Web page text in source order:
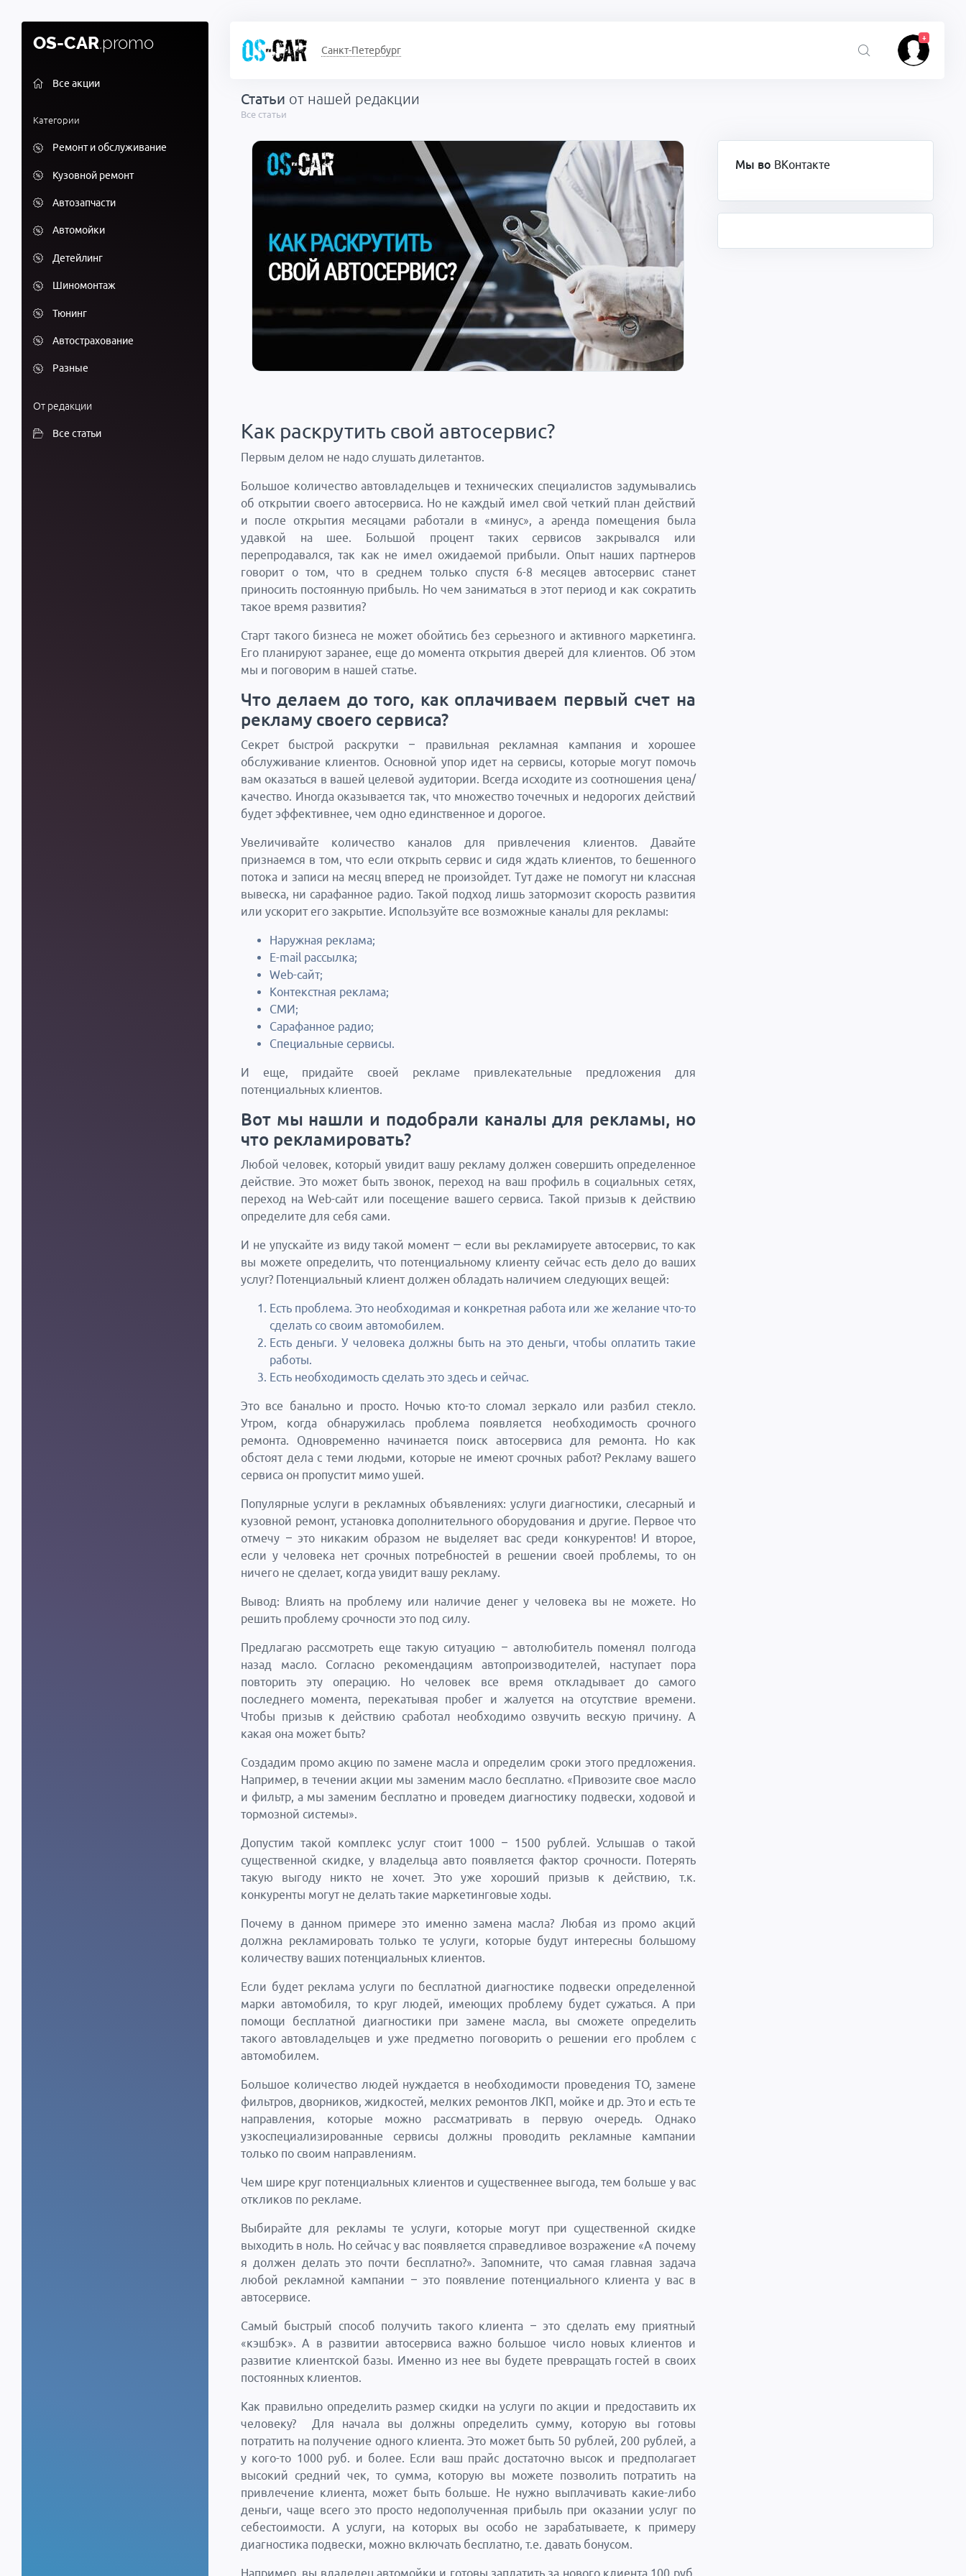
Санкт-Петербург
+
OS-CAR.promo
Все акции
Категории
Ремонт и обслуживание
Кузовной ремонт
Автозапчасти
Автомойки
Детейлинг
Шиномонтаж
Тюнинг
Автострахование
Разные
От редакции
Все статьи
Статьи от нашей редакции
Все статьи
Как раскрутить свой автосервис?
Первым делом не надо слушать дилетантов.
Большое количество автовладельцев и технических специалистов задумывались
об открытии своего автосервиса. Но не каждый имел свой четкий план действий
и после открытия месяцами работали в «минус», а аренда помещения была
удавкой на шее. Большой процент таких сервисов закрывался или
перепродавался, так как не имел ожидаемой прибыли. Опыт наших партнеров
говорит о том, что в среднем только спустя 6-8 месяцев автосервис станет
приносить постоянную прибыль. Но чем заниматься в этот период и как сократить
такое время развития?
Старт такого бизнеса не может обойтись без серьезного и активного маркетинга.
Его планируют заранее, еще до момента открытия дверей для клиентов. Об этом
мы и поговорим в нашей статье.
Что делаем до того, как оплачиваем первый счет на
рекламу своего сервиса?
Секрет быстрой раскрутки – правильная рекламная кампания и хорошее
обслуживание клиентов. Основной упор идет на сервисы, которые могут помочь
вам оказаться в вашей целевой аудитории. Всегда исходите из соотношения цена/
качество. Иногда оказывается так, что множество точечных и недорогих действий
будет эффективнее, чем одно единственное и дорогое.
Увеличивайте количество каналов для привлечения клиентов. Давайте
признаемся в том, что если открыть сервис и сидя ждать клиентов, то бешенного
потока и записи на месяц вперед не произойдет. Тут даже не помогут ни классная
вывеска, ни сарафанное радио. Такой подход лишь затормозит скорость развития
или ускорит его закрытие. Используйте все возможные каналы для рекламы:
Наружная реклама;
E-mail рассылка;
Web-сайт;
Контекстная реклама;
СМИ;
Сарафанное радио;
Специальные сервисы.
И еще, придайте своей рекламе привлекательные предложения для
потенциальных клиентов.
Вот мы нашли и подобрали каналы для рекламы, но
что рекламировать?
Любой человек, который увидит вашу рекламу должен совершить определенное
действие. Это может быть звонок, переход на ваш профиль в социальных сетях,
переход на Web-сайт или посещение вашего сервиса. Такой призыв к действию
определите для себя сами.
И не упускайте из виду такой момент — если вы рекламируете автосервис, то как
вы можете определить, что потенциальному клиенту сейчас есть дело до ваших
услуг? Потенциальный клиент должен обладать наличием следующих вещей:
Есть проблема. Это необходимая и конкретная работа или же желание что-то
сделать со своим автомобилем.
Есть деньги. У человека должны быть на это деньги, чтобы оплатить такие
работы.
Есть необходимость сделать это здесь и сейчас.
Это все банально и просто. Ночью кто-то сломал зеркало или разбил стекло.
Утром, когда обнаружилась проблема появляется необходимость срочного
ремонта. Одновременно начинается поиск автосервиса для ремонта. Но как
обстоят дела с теми людьми, которые не имеют срочных работ? Рекламу вашего
сервиса он пропустит мимо ушей.
Популярные услуги в рекламных объявлениях: услуги диагностики, слесарный и
кузовной ремонт, установка дополнительного оборудования и другие. Первое что
отмечу – это никаким образом не выделяет вас среди конкурентов! И второе,
если у человека нет срочных потребностей в решении своей проблемы, то он
ничего не сделает, когда увидит вашу рекламу.
Вывод: Влиять на проблему или наличие денег у человека вы не можете. Но
решить проблему срочности это под силу.
Предлагаю рассмотреть еще такую ситуацию – автолюбитель поменял полгода
назад масло. Согласно рекомендациям автопроизводителей, наступает пора
повторить эту операцию. Но человек все время откладывает до самого
последнего момента, перекатывая пробег и жалуется на отсутствие времени.
Чтобы призыв к действию сработал необходимо озвучить вескую причину. А
какая она может быть?
Создадим промо акцию по замене масла и определим сроки этого предложения.
Например, в течении акции мы заменим масло бесплатно. «Привозите свое масло
и фильтр, а мы заменим бесплатно и проведем диагностику подвески, ходовой и
тормозной системы».
Допустим такой комплекс услуг стоит 1000 – 1500 рублей. Услышав о такой
существенной скидке, у владельца авто появляется фактор срочности. Потерять
такую выгоду никто не хочет. Это уже хороший призыв к действию, т.к.
конкуренты могут не делать такие маркетинговые ходы.
Почему в данном примере это именно замена масла? Любая из промо акций
должна рекламировать только те услуги, которые будут интересны большому
количеству ваших потенциальных клиентов.
Если будет реклама услуги по бесплатной диагностике подвески определенной
марки автомобиля, то круг людей, имеющих проблему будет сужаться. А при
помощи бесплатной диагностики при замене масла, вы сможете определить
такого автовладельцев и уже предметно поговорить о решении его проблем с
автомобилем.
Большое количество людей нуждается в необходимости проведения ТО, замене
фильтров, дворников, жидкостей, мелких ремонтов ЛКП, мойке и др. Это и есть те
направления, которые можно рассматривать в первую очередь. Однако
узкоспециализированные сервисы должны проводить рекламные кампании
только по своим направлениям.
Чем шире круг потенциальных клиентов и существеннее выгода, тем больше у вас
откликов по рекламе.
Выбирайте для рекламы те услуги, которые могут при существенной скидке
выходить в ноль. Но сейчас у вас появляется справедливое возражение «А почему
я должен делать это почти бесплатно?». Запомните, что самая главная задача
любой рекламной кампании – это появление потенциального клиента у вас в
автосервисе.
Самый быстрый способ получить такого клиента – это сделать ему приятный
«кэшбэк». А в развитии автосервиса важно большое число новых клиентов и
развитие клиентской базы. Именно из нее вы будете превращать гостей в своих
постоянных клиентов.
Как правильно определить размер скидки на услуги по акции и предоставить их
человеку? Для начала вы должны определить сумму, которую вы готовы
потратить на получение одного клиента. Это может быть 50 рублей, 200 рублей, а
у кого-то 1000 руб. и более. Если ваш прайс достаточно высок и предполагает
высокий средний чек, то сумма, которую вы можете позволить потратить на
привлечение клиента, может быть больше. Не нужно выплачивать какие-либо
деньги, чаще всего это просто недополученная прибыль при оказании услуг по
себестоимости. А услуги, на которых вы особо не зарабатываете, к примеру
диагностика подвески, можно включать бесплатно, т.е. давать бонусом.
Например, вы владелец автомойки и готовы заплатить за нового клиента 100 руб.
Мы во ВКонтакте